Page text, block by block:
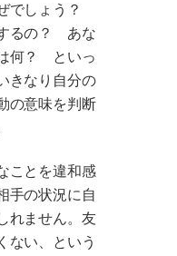
でしょう？
るの？ あな
何？ といっ
きなり自分の
の意味を判断
ことを違和感
手の状況に自
れません。友
ない、という